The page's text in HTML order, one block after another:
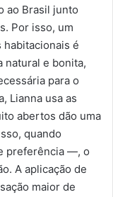
ao Brasil junto
Por isso, um
habitacionais é
natural e bonita,
para o
Lianna usa as
abertos dão uma
quando
preferência —, o
A aplicação de
maior de